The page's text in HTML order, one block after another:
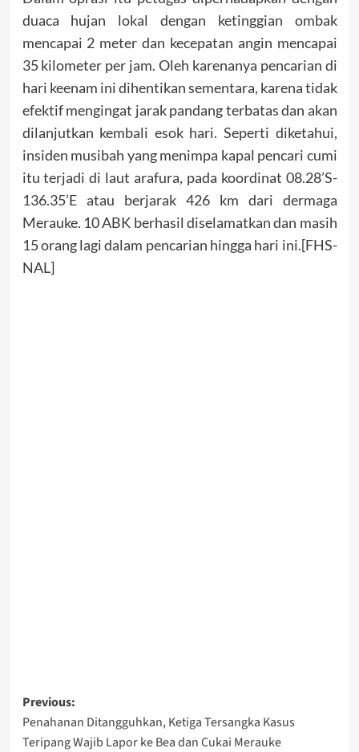
duaca hujan lokal dengan ketinggian ombak
mencapai 2 meter dan kecepatan angin mencapai
35 kilometer per jam. Oleh karenanya pencarian di
hari keenam ini dihentikan sementara, karena tidak
efektif mengingat jarak pandang terbatas dan akan
dilanjutkan kembali esok hari. Seperti diketahui,
insiden musibah yang menimpa kapal pencari cumi
itu terjadi di laut arafura, pada koordinat 08.28’S-
136.35’E atau berjarak 426 km dari dermaga
Merauke. 10 ABK berhasil diselamatkan dan masih
15 orang lagi dalam pencarian hingga hari ini.[FHS-
NAL]
Post
navigation
Previous:
Penahanan Ditangguhkan, Ketiga Tersangka Kasus
Teripang Wajib Lapor ke Bea dan Cukai Merauke